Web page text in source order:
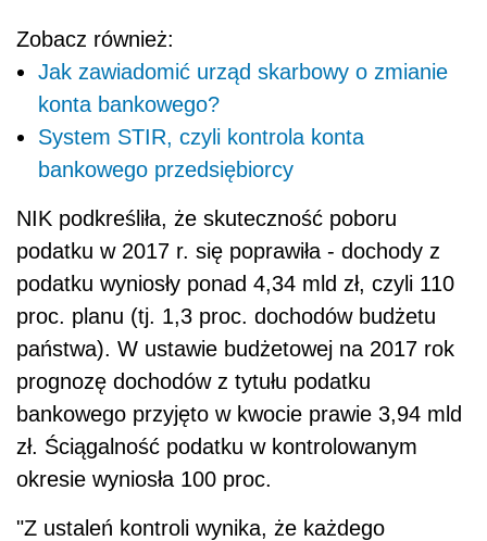
Zobacz również:
Jak zawiadomić urząd skarbowy o zmianie
konta bankowego?
System STIR, czyli kontrola konta
bankowego przedsiębiorcy
NIK podkreśliła, że skuteczność poboru
podatku w 2017 r. się poprawiła - dochody z
podatku wyniosły ponad 4,34 mld zł, czyli 110
proc. planu (tj. 1,3 proc. dochodów budżetu
państwa). W ustawie budżetowej na 2017 rok
prognozę dochodów z tytułu podatku
bankowego przyjęto w kwocie prawie 3,94 mld
zł. Ściągalność podatku w kontrolowanym
okresie wyniosła 100 proc.
"Z ustaleń kontroli wynika, że każdego